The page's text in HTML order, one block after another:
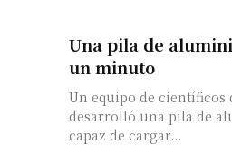
Una pila de
un minuto
Un equipo de científicos
desarrolló una pila de
capaz de cargar...